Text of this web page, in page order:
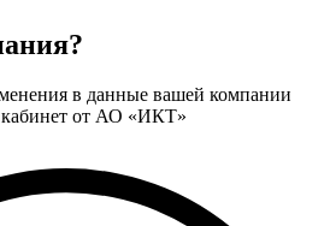
в данные вашей компании
от АО «ИКТ»